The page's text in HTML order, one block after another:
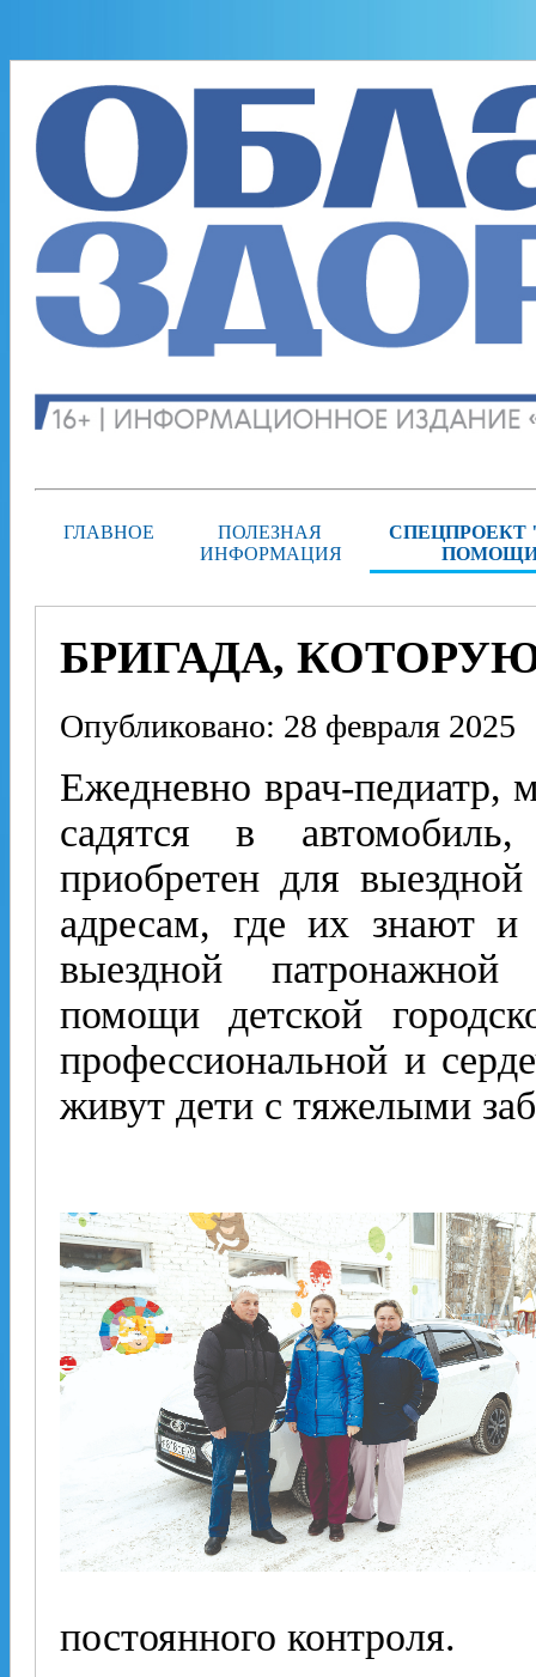
ГЛАВНОЕ
ПОЛЕЗНАЯ
ИНФОРМАЦИЯ
СПЕЦПРОЕКТ
БРИГАДА,
Опубликовано: 28 февраля 2025
Ежедневно врач-педиатр,
садятся в
приобретен для
адресам, где их знают и
выездной патронажной
помощи детской
профессиональной и
живут дети с тяжелыми
постоянного контроля.